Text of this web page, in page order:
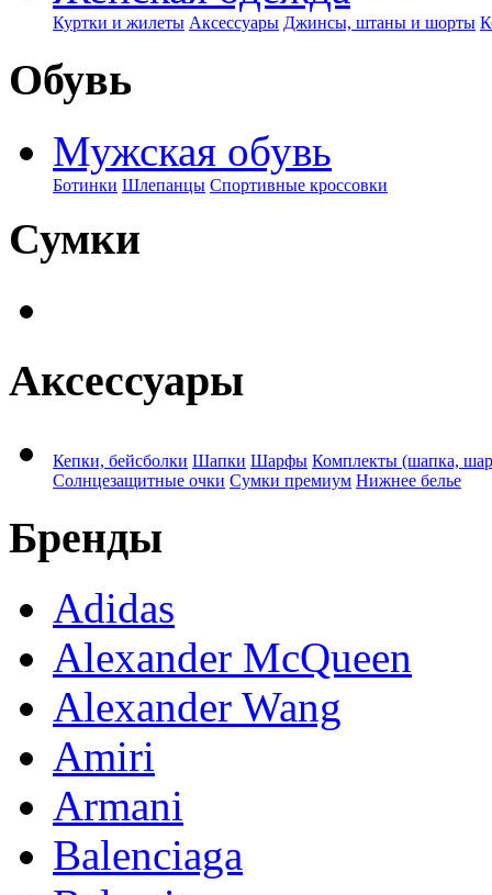
Куртки и жилеты Аксессуары Джинсы, штаны и шорты
Обувь
Мужская обувь
Ботинки Шлепанцы Спортивные кроссовки
Сумки
Аксессуары
Кепки, бейсболки Шапки Шарфы Комплекты (шапка,
Солнцезащитные очки Сумки премиум Нижнее белье
Бренды
Adidas
Alexander McQueen
Alexander Wang
Amiri
Armani
Balenciaga